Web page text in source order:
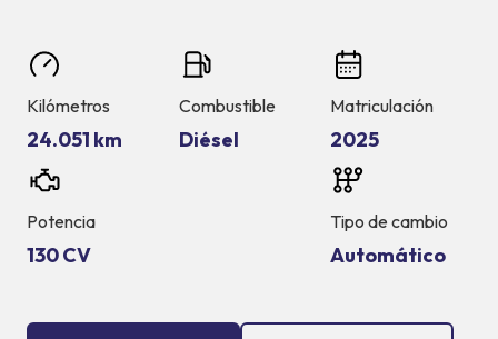
Kilómetros
24.051 km
Combustible
Diésel
Matriculación
2025
Potencia
130 CV
Tipo de cambio
Automático